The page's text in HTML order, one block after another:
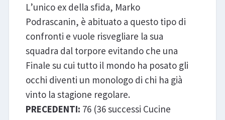
L’unico ex della sfida, Marko
Podrascanin, è abituato a questo tipo di
confronti e vuole risvegliare la sua
squadra dal torpore evitando che una
Finale su cui tutto il mondo ha posato gli
occhi diventi un monologo di chi ha già
vinto la stagione regolare.
PRECEDENTI: 76 (36 successi Cucine